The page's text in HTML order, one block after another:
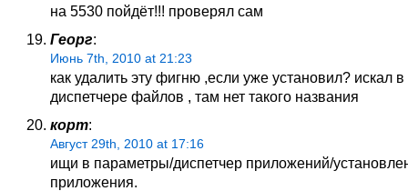
на 5530 пойдёт!!! проверял сам
Георг:
Июнь 7th, 2010 at 21:23
как удалить эту фигню ,если уже установил? искал в
диспетчере файлов , там нет такого названия
корт:
Август 29th, 2010 at 17:16
ищи в параметры/диспетчер приложений/
приложения.